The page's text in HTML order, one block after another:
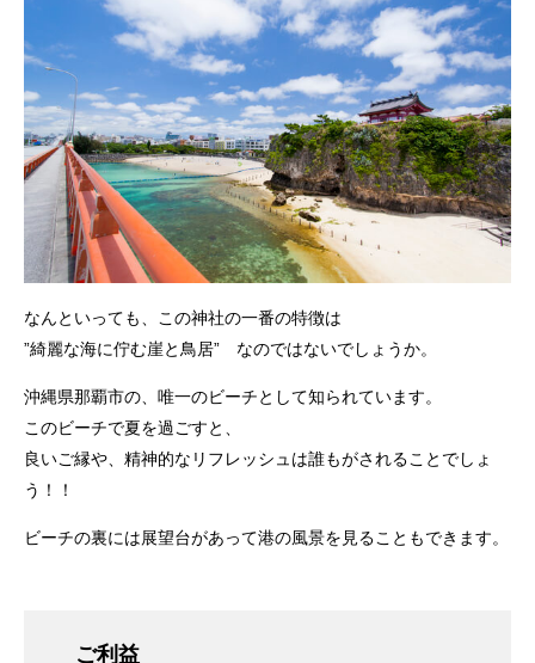
なんといっても、この神社の一番の特徴は
”綺麗な海に佇む崖と鳥居” なのではないでしょうか。
沖縄県那覇市の、唯一のビーチとして知られています。
このビーチで夏を過ごすと、
良いご縁や、精神的なリフレッシュは誰もがされることでしょ
う！！
ビーチの裏には展望台があって港の風景を見ることもできます。
ご利益